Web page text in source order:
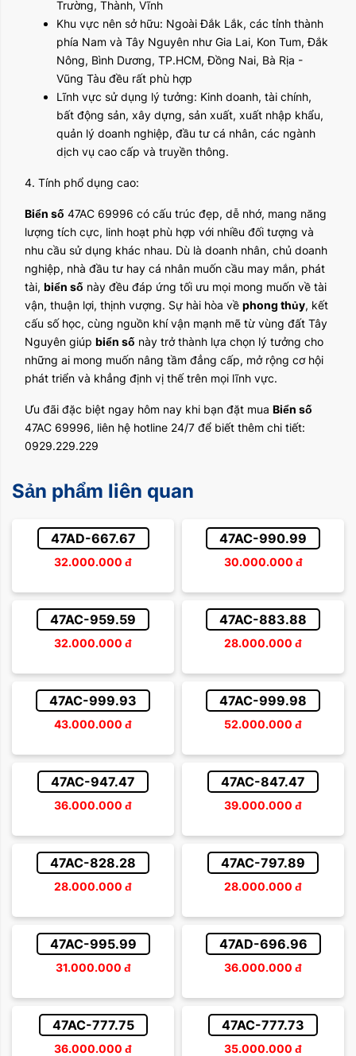
Trường, Thành, Vĩnh
Khu vực nên sở hữu: Ngoài Đắk Lắk, các tỉnh thành
phía Nam và Tây Nguyên như Gia Lai, Kon Tum, Đắk
Nông, Bình Dương, TP.HCM, Đồng Nai, Bà Rịa -
Vũng Tàu đều rất phù hợp
Lĩnh vực sử dụng lý tưởng: Kinh doanh, tài chính,
bất động sản, xây dựng, sản xuất, xuất nhập khẩu,
quản lý doanh nghiệp, đầu tư cá nhân, các ngành
dịch vụ cao cấp và truyền thông.
4. Tính phổ dụng cao:
Biển số 47AC 69996 có cấu trúc đẹp, dễ nhớ, mang năng
lượng tích cực, linh hoạt phù hợp với nhiều đối tượng và
nhu cầu sử dụng khác nhau. Dù là doanh nhân, chủ doanh
nghiệp, nhà đầu tư hay cá nhân muốn cầu may mắn, phát
tài, biển số này đều đáp ứng tối ưu mọi mong muốn về tài
vận, thuận lợi, thịnh vượng. Sự hài hòa về phong thủy, kết
cấu số học, cùng nguồn khí vận mạnh mẽ từ vùng đất Tây
Nguyên giúp biển số này trở thành lựa chọn lý tưởng cho
những ai mong muốn nâng tầm đẳng cấp, mở rộng cơ hội
phát triển và khẳng định vị thế trên mọi lĩnh vực.
Ưu đãi đặc biệt ngay hôm nay khi bạn đặt mua Biển số
47AC 69996, liên hệ hotline 24/7 để biết thêm chi tiết:
0929.229.229
Sản phẩm liên quan
47AD-667.67
32.000.000 đ
47AC-990.99
30.000.000 đ
47AC-959.59
32.000.000 đ
47AC-883.88
28.000.000 đ
47AC-999.93
43.000.000 đ
47AC-999.98
52.000.000 đ
47AC-947.47
36.000.000 đ
47AC-847.47
39.000.000 đ
47AC-828.28
28.000.000 đ
47AC-797.89
28.000.000 đ
47AC-995.99
31.000.000 đ
47AD-696.96
36.000.000 đ
47AC-777.75
36.000.000 đ
47AC-777.73
35.000.000 đ